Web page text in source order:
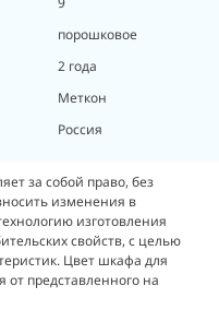
порошковое
2 года
Меткон
Россия
за собой право, без
изменения в
изготовления
свойств, с целью
Цвет шкафа для
представленного на